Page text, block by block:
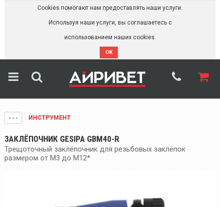
Cookies помогают нам предоставлять наши услуги.
Используя наши услуги, вы соглашаетесь с
использованием наших cookies.
OK
ИНСТРУМЕНТ
ЗАКЛЁПОЧНИК GESIPA GBM40-R
Трещоточный заклёпочник для резьбовых заклёпок
размером от М3 до М12*